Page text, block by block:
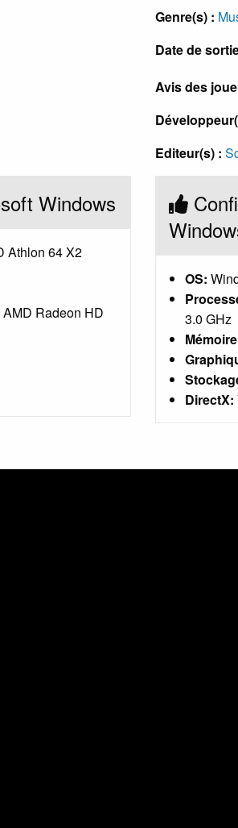
Genre(s) :
Date de
Avis des
Editeur(s) :
Windows
Athlon 64 X2
Radeon HD
OS:
3.0 GHz
DirectX: